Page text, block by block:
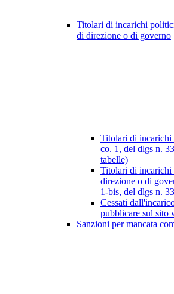
Titolari di incarichi
di direzione o di governo
Titolari di
co. 1, del dlgs n.
tabelle)
Titolari di incarichi
direzione o di
1-bis, del dlgs n.
Cessati
pubblicare sul sito
Sanzioni per mancata